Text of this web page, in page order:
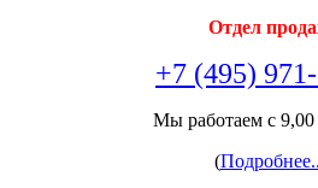
Отдел
+7 (495)
Мы работаем с 9,00
(Подробнее..